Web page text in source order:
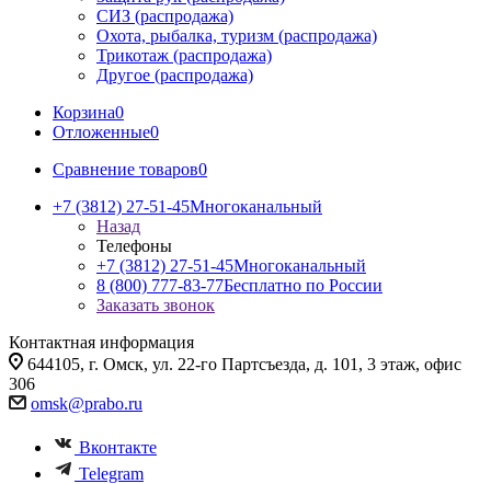
СИЗ (распродажа)
Охота, рыбалка, туризм (распродажа)
Трикотаж (распродажа)
Другое (распродажа)
Корзина0
Отложенные0
Сравнение товаров0
+7 (3812) 27-51-45Многоканальный
Назад
Телефоны
+7 (3812) 27-51-45Многоканальный
8 (800) 777-83-77Бесплатно по России
Заказать звонок
Контактная информация
644105, г. Омск, ул. 22-го Партсъезда, д. 101, 3 этаж, офис
306
omsk@prabo.ru
Вконтакте
Telegram